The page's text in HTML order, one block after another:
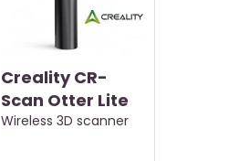
Creality CR-
Scan Otter Lite
Wireless 3D scanner